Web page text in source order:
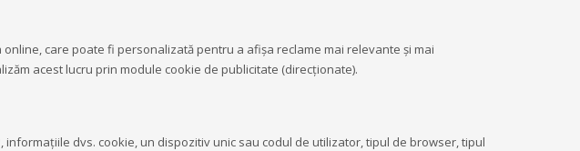
care poate fi personalizată pentru a afişa reclame mai relevante şi mai
acest lucru prin module cookie de publicitate (direcţionate).
dvs. cookie, un dispozitiv unic sau codul de utilizator, tipul de browser, tipul